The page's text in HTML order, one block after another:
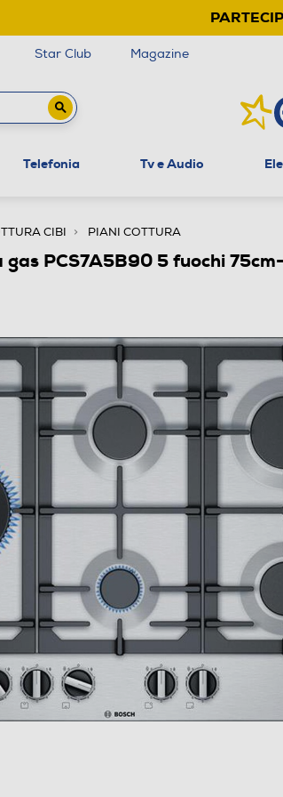
Star Club Magazine
Telefonia Tv e Audio
CIBI PIANI COTTURA
PCS7A5B90 5 fuochi